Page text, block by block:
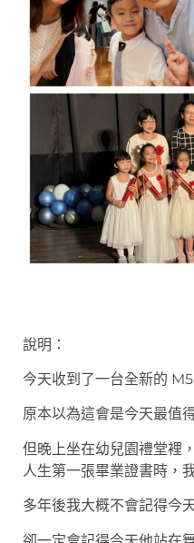
說明：
今天收到了一台全新的
原本以為這會是今天最值
但晚上坐在幼兒園禮堂裡
人生第一張畢業證書時，
多年後我大概不會記得今